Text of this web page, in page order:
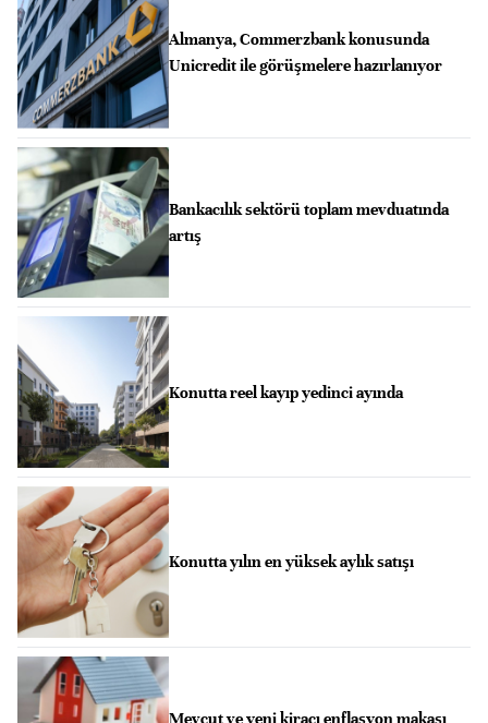
Almanya, Commerzbank konusunda
Unicredit ile görüşmelere hazırlanıyor
Bankacılık sektörü toplam mevduatında
artış
Konutta reel kayıp yedinci ayında
Konutta yılın en yüksek aylık satışı
Mevcut ve yeni kiracı enflasyon makası